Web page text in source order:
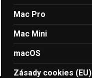
Mac Pro
Mac Mini
macOS
Zásady cookies (EU)